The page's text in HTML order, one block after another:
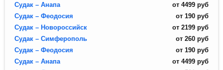
Судак – Анапа от 4499 руб
Судак – Феодосия
от 190 руб
Судак – Новороссийск
от 2199 руб
Судак – Симферополь
от 260 руб
Судак – Феодосия
от 190 руб
Судак – Анапа
от 4499 руб